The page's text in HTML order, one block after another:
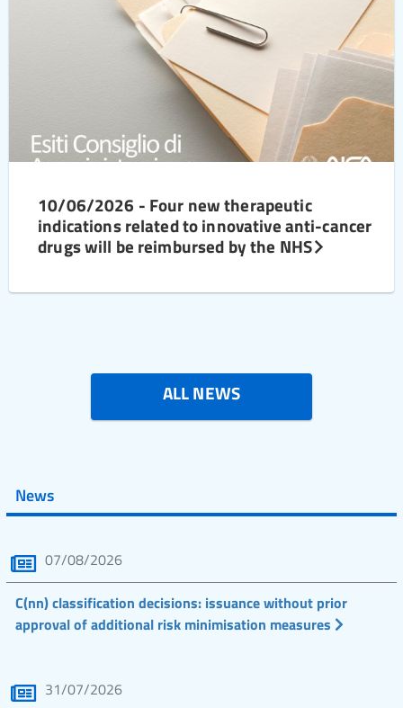
10/06/2026 - Four new therapeutic
indications related to innovative anti-cancer
drugs will be reimbursed by the NHS
ALL NEWS
News
07/08/2026
C(nn) classification decisions: issuance without prior
approval of additional risk minimisation measures
31/07/2026